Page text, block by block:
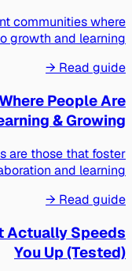
communities where
growth and learning.
Read guide →
People Are
& Growing
are those that foster
and learning.
Read guide →
Actually Speeds
You Up (Tested)